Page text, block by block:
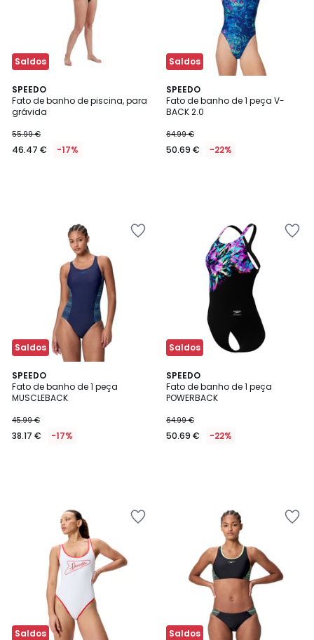
Saldos
SPEEDO
Fato de banho de piscina, para
grávida
55.99 €
46.47 € -17%
Saldos
SPEEDO
Fato de banho de 1 peça V-
BACK 2.0
64.99 €
50.69 € -22%
Saldos
SPEEDO
Fato de banho de 1 peça
MUSCLEBACK
45.99 €
38.17 € -17%
Saldos
SPEEDO
Fato de banho de 1 peça
POWERBACK
64.99 €
50.69 € -22%
Saldos Saldos